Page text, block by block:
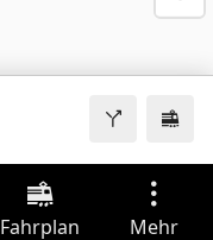
Fahrplan Mehr